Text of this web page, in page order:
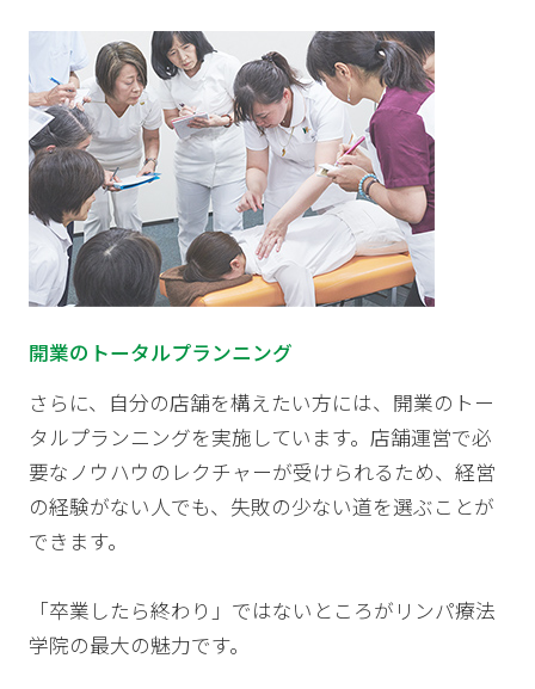
開業のトータルプランニング
さらに、自分の店舗を構えたい方には、開業のトー
タルプランニングを実施しています。店舗運営で必
要なノウハウのレクチャーが受けられるため、経営
の経験がない人でも、失敗の少ない道を選ぶことが
できます。
「卒業したら終わり」ではないところがリンパ療法
学院の最大の魅力です。